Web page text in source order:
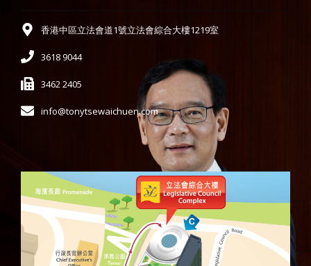
香港中區立法會道1號立法會綜合大樓1219室
3618 9044
3462 2405
info@tonytsewaichuen.com